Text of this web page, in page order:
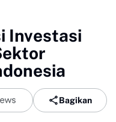
Investasi
Bagikan